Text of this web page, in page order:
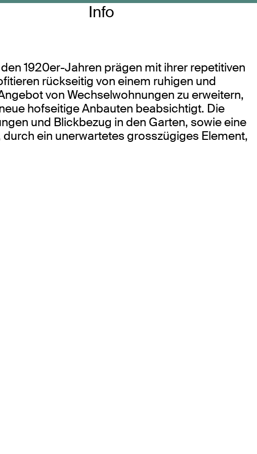
Info
1920er-Jahren prägen mit ihrer repetitiven
rückseitig von einem ruhigen und
von Wechselwohnungen zu erweitern,
hofseitige Anbauten beabsichtigt. Die
und Blickbezug in den Garten, sowie eine
ein unerwartetes grosszügiges Element,